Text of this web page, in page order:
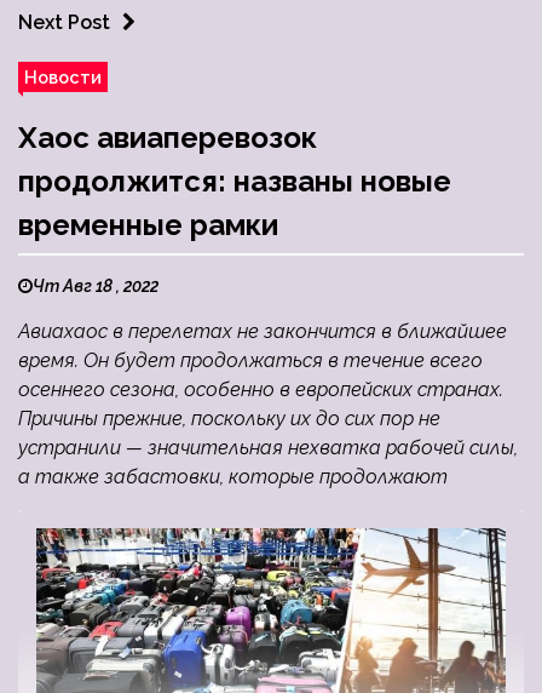
Next Post
Новости
Хаос авиаперевозок
продолжится: названы новые
временные рамки
Чт Авг 18 , 2022
Авиахаос в перелетах не закончится в ближайшее
время. Он будет продолжаться в течение всего
осеннего сезона, особенно в европейских странах.
Причины прежние, поскольку их до сих пор не
устранили — значительная нехватка рабочей силы,
а также забастовки, которые продолжают